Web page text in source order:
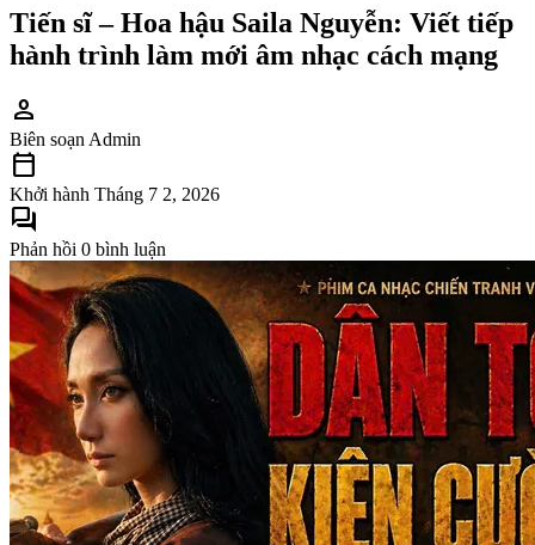
Tiến sĩ – Hoa hậu Saila Nguyễn: Viết tiếp
hành trình làm mới âm nhạc cách mạng
person
Biên soạn Admin
calendar_today
Khởi hành Tháng 7 2, 2026
forum
Phản hồi 0 bình luận